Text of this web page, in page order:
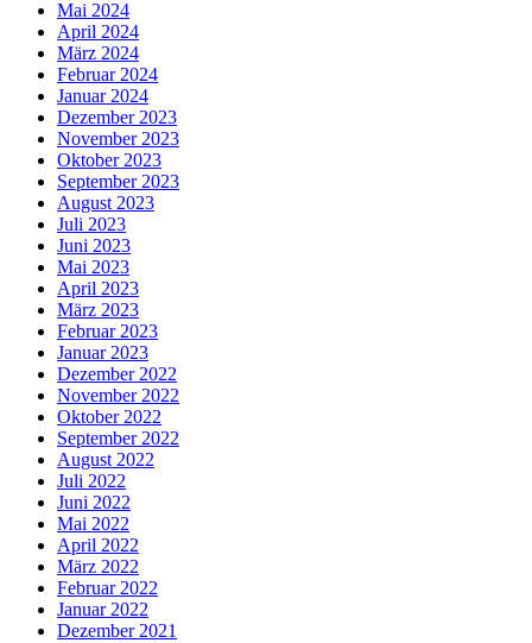
Mai 2024
April 2024
März 2024
Februar 2024
Januar 2024
Dezember 2023
November 2023
Oktober 2023
September 2023
August 2023
Juli 2023
Juni 2023
Mai 2023
April 2023
März 2023
Februar 2023
Januar 2023
Dezember 2022
November 2022
Oktober 2022
September 2022
August 2022
Juli 2022
Juni 2022
Mai 2022
April 2022
März 2022
Februar 2022
Januar 2022
Dezember 2021